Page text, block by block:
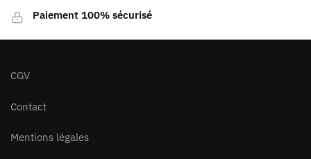
Paiement 100% sécurisé
CGV
Contact
Mentions légales